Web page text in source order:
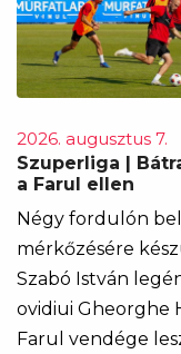
2026. augusztus 7.
Szuperliga |
a Farul ellen
Négy fordulón
mérkőzésére
Szabó István
ovidiui Gheorghe
Farul vendége